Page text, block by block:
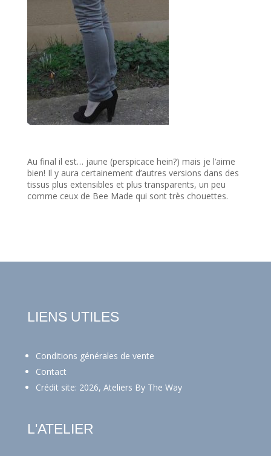
Au final il est… jaune (perspicace hein?) mais je l’aime
bien! Il y aura certainement d’autres versions dans des
tissus plus extensibles et plus transparents, un peu
comme ceux de Bee Made qui sont très chouettes.
LIENS UTILES
Conditions générales de vente
Contact
Crédit site: 2026, Ateliers By The Way
L'ATELIER